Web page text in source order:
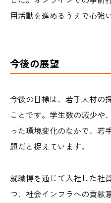
用活動を進めるうえで心強
今後の展望
今後の目標は、若手人材の
ことです。学生数の減少や
った環境変化のなかで、若
題だと捉えています。
就職博を通じて入社した社
つ、社会インフラへの貢献